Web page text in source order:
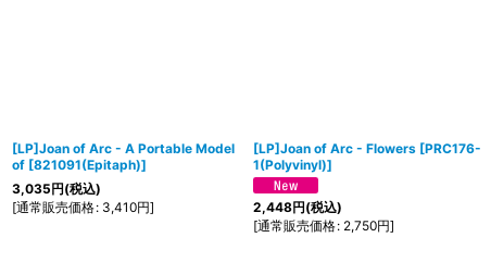
[LP]Joan of Arc - A Portable Model
of [821091(Epitaph)]
3,035円(税込)
[通常販売価格: 3,410円]
[LP]Joan of Arc - Flowers [PRC176-
1(Polyvinyl)]
2,448円(税込)
[通常販売価格: 2,750円]